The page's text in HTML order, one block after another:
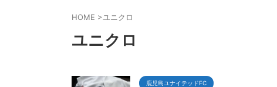
HOME >ユニクロ
ユニクロ
鹿児島ユナイテッドFC